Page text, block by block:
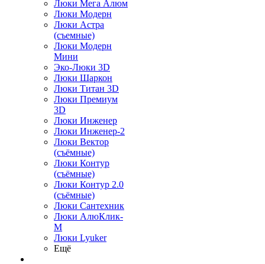
Люки Мега Алюм
Люки Модерн
Люки Астра
(съемные)
Люки Модерн
Мини
Эко-Люки 3D
Люки Шаркон
Люки Титан 3D
Люки Премиум
3D
Люки Инженер
Люки Инженер-2
Люки Вектор
(съёмные)
Люки Контур
(съёмные)
Люки Контур 2.0
(съёмные)
Люки Сантехник
Люки АлюКлик-
М
Люки Lyuker
Ещё